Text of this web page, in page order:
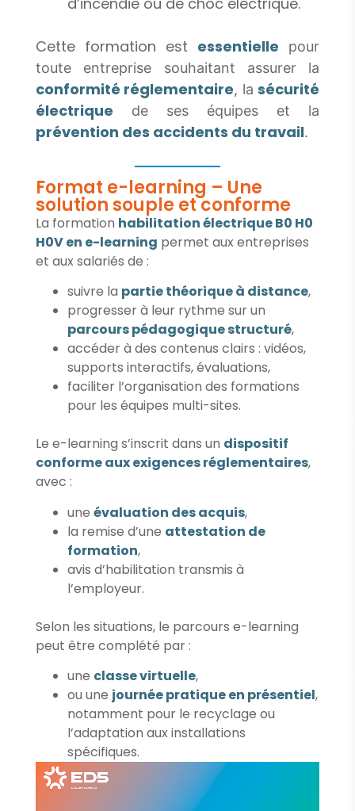
Cette formation est essentielle pour
toute entreprise souhaitant assurer la
conformité réglementaire, lasécurité
électrique de ses équipes et la
prévention des accidents du travail.
Format e-learning – Une
solution souple et conforme
La formation habilitation électrique B0 H0
H0V en e-learning permet aux entreprises
et aux salariés de :
suivre la partie théorique à distance,
progresser à leur rythme sur un
parcours pédagogique structuré,
accéder à des contenus clairs : vidéos,
supports interactifs, évaluations,
faciliter l’organisation des formations
pour les équipes multi-sites.
Le e-learning s’inscrit dans un dispositif
conforme aux exigences réglementaires,
avec :
une évaluation des acquis,
la remise d’une attestation de
formation,
avis d’habilitation transmis à
l’employeur.
Selon les situations, le parcours e-learning
peut être complété par :
une classe virtuelle,
ou une journée pratique en présentiel,
notamment pour le recyclage ou
l’adaptation aux installations
spécifiques.